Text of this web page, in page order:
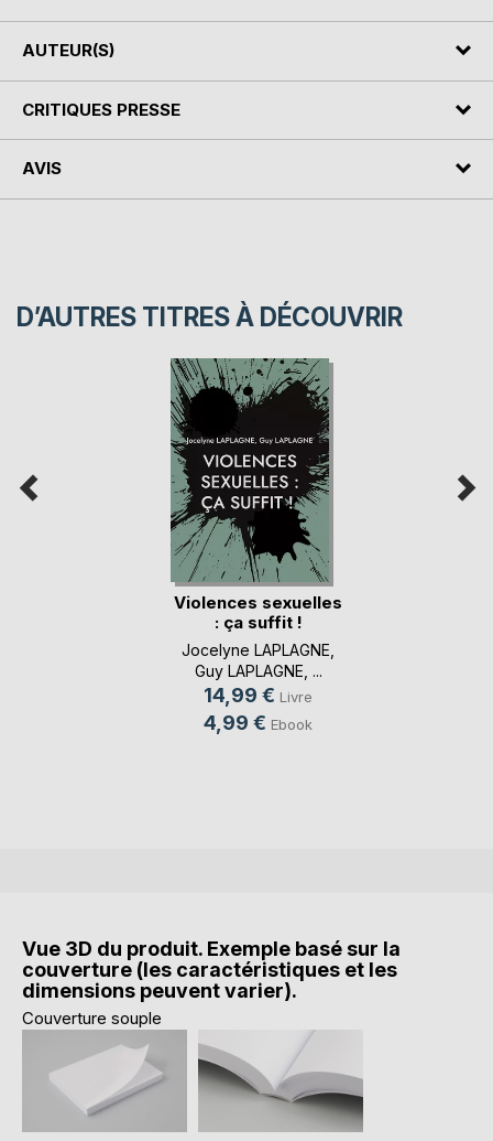
AUTEUR(S)
CRITIQUES PRESSE
AVIS
D’AUTRES TITRES À DÉCOUVRIR
Violences sexuelles
: ça suffit !
Jocelyne LAPLAGNE
Guy LAPLAGNE , ...
14,99 € Livre
4,99 € Ebook
Vue 3D du produit. Exemple basé sur la
couverture (les caractéristiques et les
dimensions peuvent varier).
Couverture souple